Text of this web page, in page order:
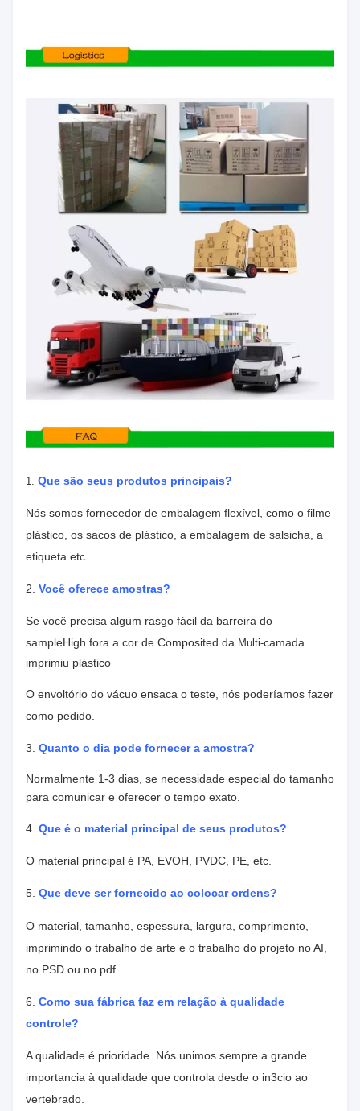
1. Que são seus produtos principais?
Nós somos fornecedor de embalagem flexível, como o filme
plástico, os sacos de plástico, a embalagem de salsicha, a
etiqueta etc.
2. Você oferece amostras?
Se você precisa algum rasgo fácil da barreira do
sampleHigh fora a cor de Composited da Multi-camada
imprimiu plástico
O envoltório do vácuo ensaca o teste, nós poderíamos fazer
como pedido.
3. Quanto o dia pode fornecer a amostra?
Normalmente 1-3 dias, se necessidade especial do tamanho
para comunicar e oferecer o tempo exato.
4. Que é o material principal de seus produtos?
O material principal é PA, EVOH, PVDC, PE, etc.
5. Que deve ser fornecido ao colocar ordens?
O material, tamanho, espessura, largura, comprimento,
imprimindo o trabalho de arte e o trabalho do projeto no AI,
no PSD ou no pdf.
6. Como sua fábrica faz em relação à qualidade
controle?
A qualidade é prioridade. Nós unimos sempre a grande
importancia à qualidade que controla desde o in3cio ao
vertebrado.